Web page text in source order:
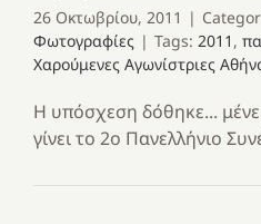
26 Οκτωβρίου, 2011 |
Φωτογραφίες | Tags: 2011 ,
Χαρούμενες Αγωνίστριες
Η υπόσχεση δόθηκε...
γίνει το 2ο Πανελλήνιο